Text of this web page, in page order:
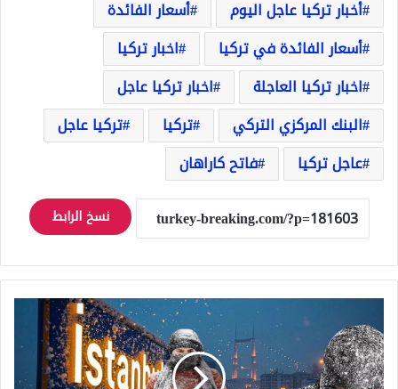
أخبار تركيا عاجل اليوم
أسعار الفائدة
أسعار الفائدة في تركيا
اخبار تركيا
اخبار تركيا العاجلة
اخبار تركيا عاجل
البنك المركزي التركي
تركيا
تركيا عاجل
عاجل تركيا
فاتح كاراهان
نسخ الرابط
ثلجية
شديدة
تضرب
إسطنبول